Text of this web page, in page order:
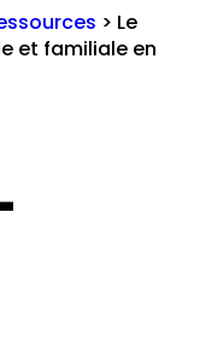
> Le
et familiale en